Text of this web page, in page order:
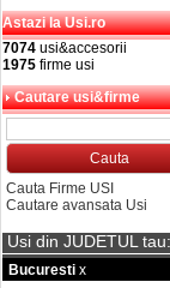
Astazi la Usi.ro
7074 usi&accesorii
1975 firme usi
Cautare usi&firme
Cauta Firme USI
Cautare avansata Usi
Usi din JUDETUL tau:
Bucuresti x